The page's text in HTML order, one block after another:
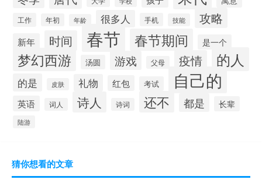
工作 年初 年龄 很多人 手机 技能 攻略
新年 时间 春节 春节期间 是一个
梦幻西游 汤圆 游戏 父母 疫情 的人
的是 皮肤 礼物 红包 考试 自己的
英语 词人 诗人 诗词 还不 都是 长辈
陆游
猜你想看的文章